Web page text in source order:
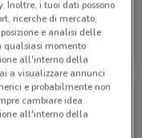
Alpitour
il 31/10
Inoltre, i tuoi dati possono
ricerche di mercato,
e analisi delle
qualsiasi momento
all'interno della
a visualizzare annunci
e probabilmente non
cambiare idea
all'interno della